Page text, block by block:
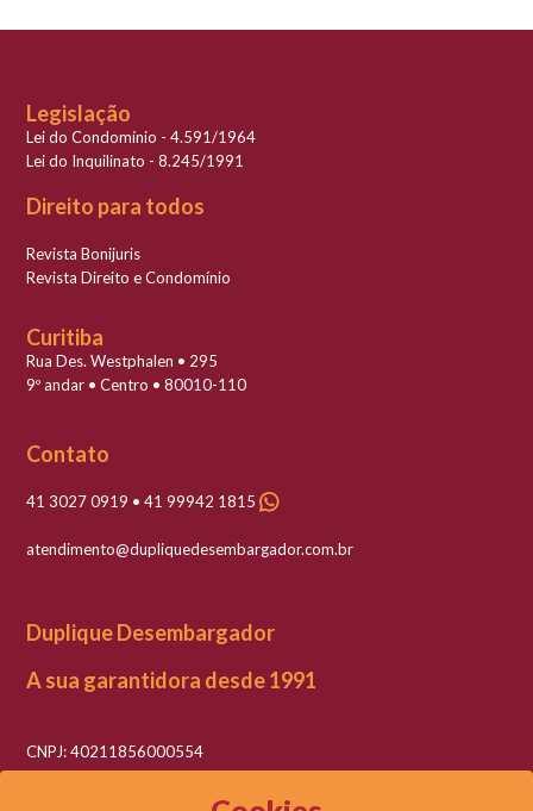
Legislação
Lei do Condomínio - 4.591/1964
Lei do Inquilinato - 8.245/1991
Direito para todos
Revista Bonijuris
Revista Direito e Condomínio
Curitiba
Rua Des. Westphalen • 295
9º andar • Centro • 80010-110
Contato
41 3027 0919 • 41 99942 1815
atendimento@dupliquedesembargador.com.br
Duplique Desembargador
A sua garantidora desde 1991
CNPJ: 40211856000554
Razão social: Duplique Desembargador LTDA